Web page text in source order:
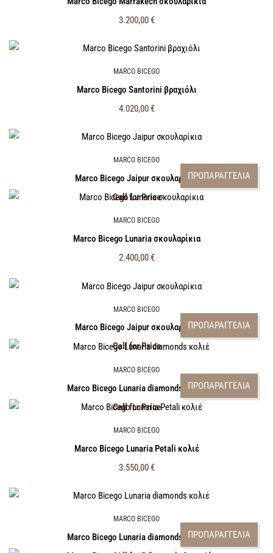
3.200,00€
MARCO BICEGO
Marco Bicego Santorini βραχιόλι
4.020,00€
ΠΡΟΠΑΡΑΓΓΕΛΙΑ
MARCO BICEGO
Marco Bicego Jaipur σκουλαρίκια
Call for Price
MARCO BICEGO
Marco Bicego Lunaria σκουλαρίκια
2.400,00€
ΠΡΟΠΑΡΑΓΓΕΛΙΑ
MARCO BICEGO
Marco Bicego Jaipur σκουλαρίκια
Call for Price
ΠΡΟΠΑΡΑΓΓΕΛΙΑ
MARCO BICEGO
Marco Bicego Lunaria diamonds κολιέ
Call for Price
MARCO BICEGO
Marco Bicego Lunaria Petali κολιέ
3.550,00€
ΠΡΟΠΑΡΑΓΓΕΛΙΑ
MARCO BICEGO
Marco Bicego Lunaria diamonds κολιέ